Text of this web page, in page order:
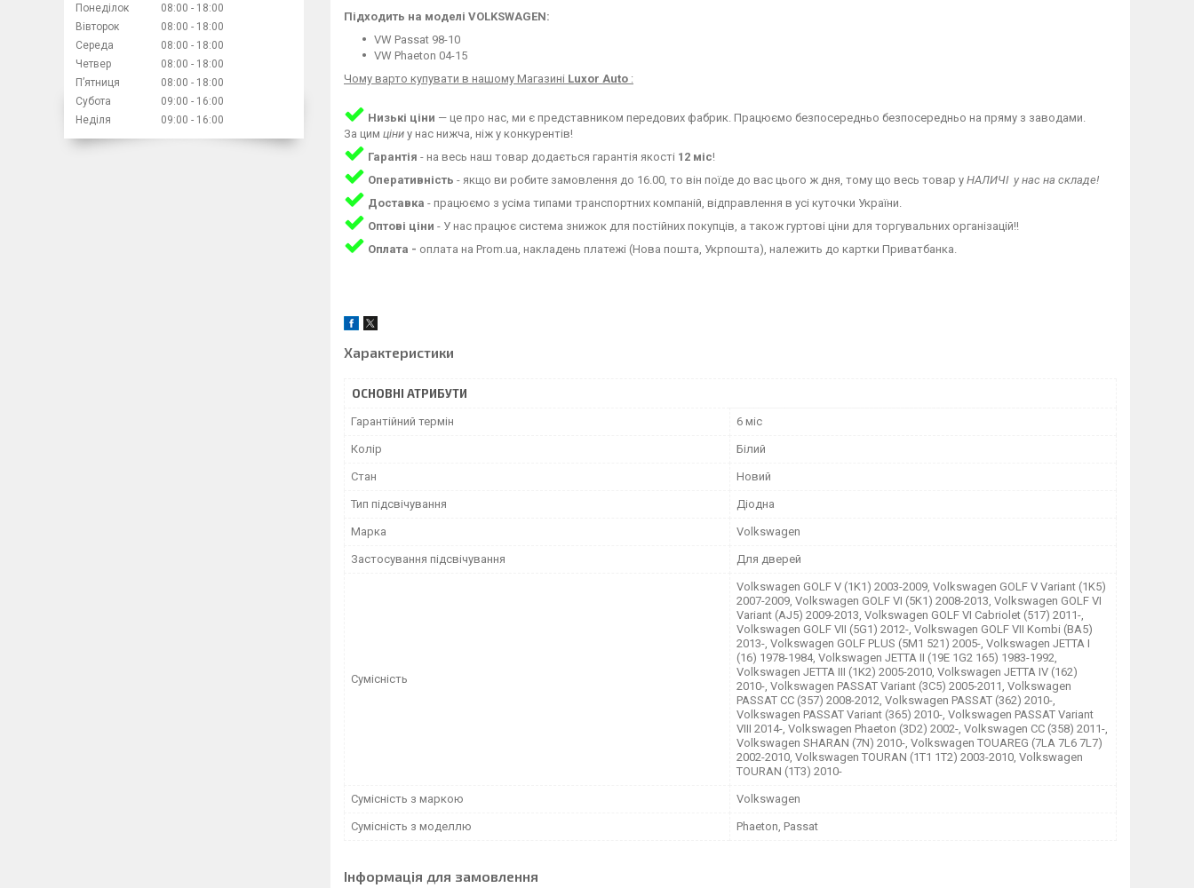
Підходить на моделі VOLKSWAGEN:
VW Passat 98-10
VW Phaeton 04-15
Чому варто купувати в нашому Магазині Luxor Auto :
Низькі ціни — це про нас, ми є представником передових фабрик. Працюємо безпосередньо безпосередньо на пряму з заводами.
За цим ціни у нас нижча, ніж у конкурентів!
Гарантія - на весь наш товар додається гарантія якості 12 міс!
Оперативність - якщо ви робите замовлення до 16.00, то він поїде до вас цього ж дня, тому що весь товар у НАЛИЧІ у нас на складе!
Доставка - працюємо з усіма типами транспортних компаній, відправлення в усі куточки України.
Оптові ціни - У нас працює система знижок для постійних покупців, а також гуртові ціни для торгувальних організацій!!
Оплата - оплата на Prom.ua, накладень платежі (Нова пошта, Укрпошта), належить до картки Приватбанка.
Характеристики
ОСНОВНІ АТРИБУТИ
Гарантійний термін 6 міс
Колір Білий
Стан Новий
Тип підсвічування Діодна
Марка Volkswagen
Застосування підсвічування Для дверей
Сумісність
Volkswagen GOLF V (1K1) 2003-2009, Volkswagen GOLF V Variant (1K5)
2007-2009, Volkswagen GOLF VI (5K1) 2008-2013, Volkswagen GOLF VI
Variant (AJ5) 2009-2013, Volkswagen GOLF VI Cabriolet (517) 2011-,
Volkswagen GOLF VII (5G1) 2012-, Volkswagen GOLF VII Kombi (BA5)
2013-, Volkswagen GOLF PLUS (5M1 521) 2005-, Volkswagen JETTA I
(16) 1978-1984, Volkswagen JETTA II (19E 1G2 165) 1983-1992,
Volkswagen JETTA III (1K2) 2005-2010, Volkswagen JETTA IV (162)
2010-, Volkswagen PASSAT Variant (3C5) 2005-2011, Volkswagen
PASSAT CC (357) 2008-2012, Volkswagen PASSAT (362) 2010-,
Volkswagen PASSAT Variant (365) 2010-, Volkswagen PASSAT Variant
VIII 2014-, Volkswagen Phaeton (3D2) 2002-, Volkswagen CC (358) 2011-,
Volkswagen SHARAN (7N) 2010-, Volkswagen TOUAREG (7LA 7L6 7L7)
2002-2010, Volkswagen TOURAN (1T1 1T2) 2003-2010, Volkswagen
TOURAN (1T3) 2010-
Сумісність з маркою Volkswagen
Сумісність з моделлю Phaeton, Passat
Інформація для замовлення
Понеділок 08:00
18:00
Вівторок
08:00
18:00
Середа
08:00
18:00
Четвер
08:00
18:00
Пʼятниця
08:00
18:00
Субота
09:00
16:00
Неділя
09:00 16:00